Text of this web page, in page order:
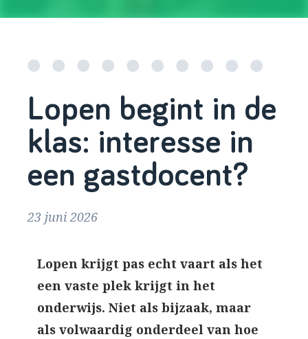
Lopen begint in de
klas: interesse in
een gastdocent?
23 juni 2026
Lopen krijgt pas echt vaart als het
een vaste plek krijgt in het
onderwijs. Niet als bijzaak, maar
als volwaardig onderdeel van hoe